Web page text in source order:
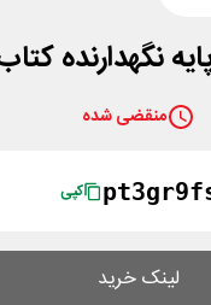
منقضی شده
کپی
لینک خرید